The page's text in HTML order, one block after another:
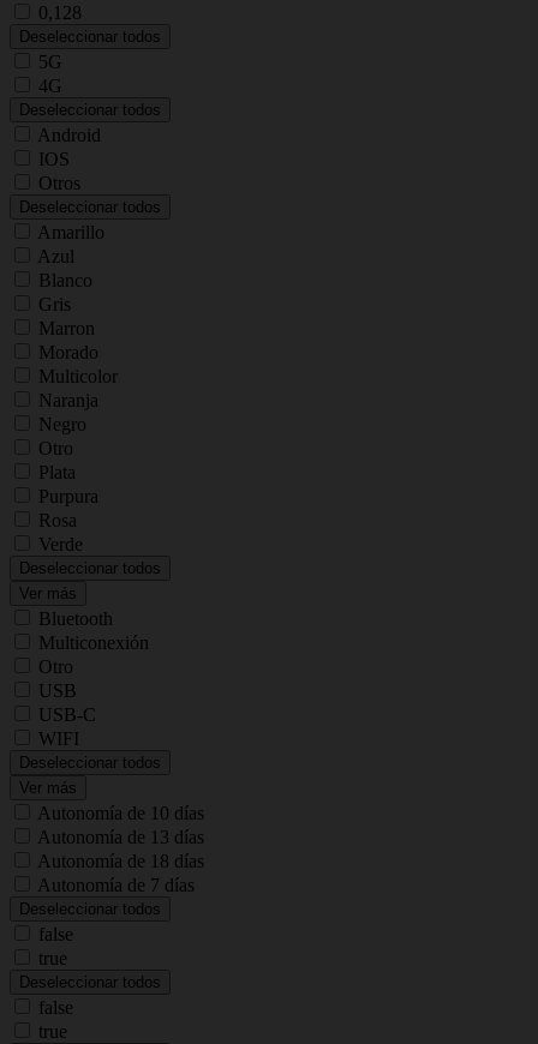
0,128
Deseleccionar todos
5G
4G
Deseleccionar todos
Android
IOS
Otros
Deseleccionar todos
Amarillo
Azul
Blanco
Gris
Marron
Morado
Multicolor
Naranja
Negro
Otro
Plata
Purpura
Rosa
Verde
Deseleccionar todos
Ver más
Bluetooth
Multiconexión
Otro
USB
USB-C
WIFI
Deseleccionar todos
Ver más
Autonomía de 10 días
Autonomía de 13 días
Autonomía de 18 días
Autonomía de 7 días
Deseleccionar todos
false
true
Deseleccionar todos
false
true